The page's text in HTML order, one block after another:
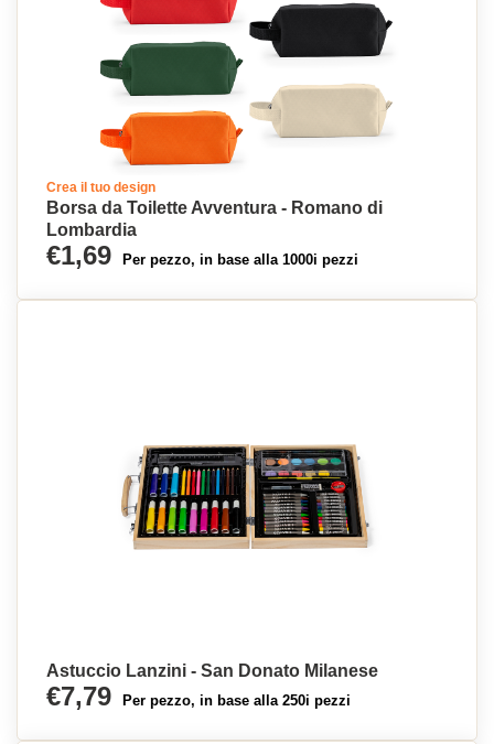
Crea il tuo design
Borsa da Toilette Avventura - Romano di
Lombardia
€1,69 Per pezzo, in base alla 1000i pezzi
Astuccio Lanzini - San Donato Milanese
€7,79 Per pezzo, in base alla 250i pezzi